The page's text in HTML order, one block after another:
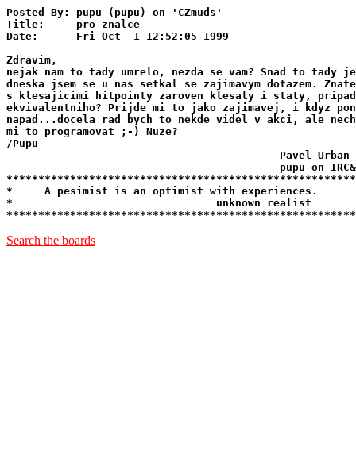
Posted By: pupu (pupu) on 'CZmuds'
Title:     pro znalce
Date:      Fri Oct  1 12:52:05 1999
Zdravim,
nejak nam to tady umrelo, nezda se vam? Snad to
dneska jsem se u nas setkal se zajimavym dotazem.
s klesajicimi hitpointy zaroven klesaly i staty,
ekvivalentniho? Prijde mi to jako zajimavej, i kdyz
napad...docela rad bych to nekde videl v akci, ale
mi to programovat ;-) Nuze?
/Pupu
                                           Pavel Urban
pupu on
*     A pesimist is an optimist with experiences.
*                                unknown realist
Search the boards